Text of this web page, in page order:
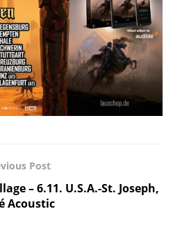
Post
– 6.11. U.S.A.-St. Joseph,
Acoustic